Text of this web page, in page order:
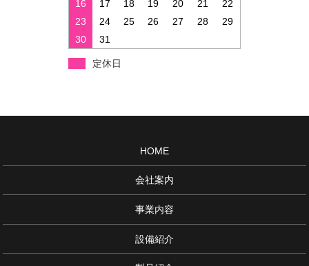
16
17 18 19 20 21
22
23
24 25 26 27 28
29
30
31
定休日
HOME
会社案内
事業内容
設備紹介